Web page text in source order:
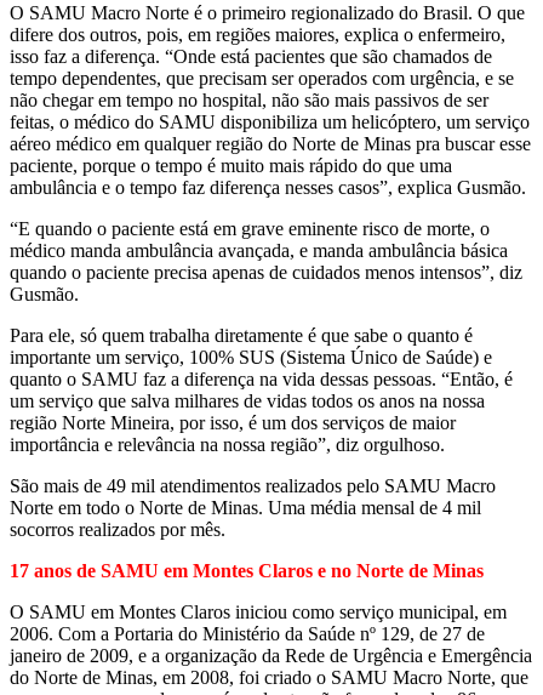
O SAMU Macro Norte é o primeiro regionalizado do Brasil. O que
difere dos outros, pois, em regiões maiores, explica o enfermeiro,
isso faz a diferença. “Onde está pacientes que são chamados de
tempo dependentes, que precisam ser operados com urgência, e se
não chegar em tempo no hospital, não são mais passivos de ser
feitas, o médico do SAMU disponibiliza um helicóptero, um serviço
aéreo médico em qualquer região do Norte de Minas pra buscar esse
paciente, porque o tempo é muito mais rápido do que uma
ambulância e o tempo faz diferença nesses casos”, explica Gusmão.
“E quando o paciente está em grave eminente risco de morte, o
médico manda ambulância avançada, e manda ambulância básica
quando o paciente precisa apenas de cuidados menos intensos”, diz
Gusmão.
Para ele, só quem trabalha diretamente é que sabe o quanto é
importante um serviço, 100% SUS (Sistema Único de Saúde) e
quanto o SAMU faz a diferença na vida dessas pessoas. “Então, é
um serviço que salva milhares de vidas todos os anos na nossa
região Norte Mineira, por isso, é um dos serviços de maior
importância e relevância na nossa região”, diz orgulhoso.
São mais de 49 mil atendimentos realizados pelo SAMU Macro
Norte em todo o Norte de Minas. Uma média mensal de 4 mil
socorros realizados por mês.
17 anos de SAMU em Montes Claros e no Norte de Minas
O SAMU em Montes Claros iniciou como serviço municipal, em
2006. Com a Portaria do Ministério da Saúde nº 129, de 27 de
janeiro de 2009, e a organização da Rede de Urgência e Emergência
do Norte de Minas, em 2008, foi criado o SAMU Macro Norte, que